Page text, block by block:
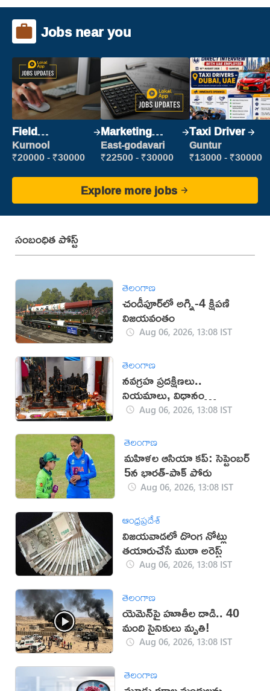
Jobs near you
Field
Marketing
Executive
Kurnool
₹20000 - ₹30000
Marketing
Executive
East-godavari
₹22500 - ₹30000
Taxi Driver
Guntur
₹13000 - ₹30000
Explore more jobs
సంబంధిత పోస్ట్
తెలంగాణ
చండీపూర్‌లో అగ్ని-4 క్షిపణి
విజయవంతం
Aug 06, 2026, 13:08 IST
తెలంగాణ
నవగ్రహ ప్రదక్షిణలు..
నియమాలు, విధానం
తెలుసుకోండి
Aug 06, 2026, 13:08 IST
తెలంగాణ
మహిళల ఆసియా కప్‌: సెప్టెంబర్
5న భారత్-పాక్ పోరు
Aug 06, 2026, 13:08 IST
ఆంధ్రప్రదేశ్
విజయవాడలో దొంగ నోట్లు
తయారుచేసే ముఠా అరెస్ట్
Aug 06, 2026, 13:08 IST
తెలంగాణ
యెమెన్‌పై హూతీల దాడి.. 40
మంది సైనికులు మృతి!
Aug 06, 2026, 13:08 IST
తెలంగాణ